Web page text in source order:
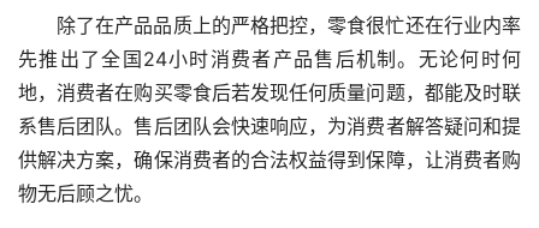
除了在产品品质上的严格把控，零食很忙还在行业内率
先推出了全国24小时消费者产品售后机制。无论何时何
地，消费者在购买零食后若发现任何质量问题，都能及时联
系售后团队。售后团队会快速响应，为消费者解答疑问和提
供解决方案，确保消费者的合法权益得到保障，让消费者购
物无后顾之忧。